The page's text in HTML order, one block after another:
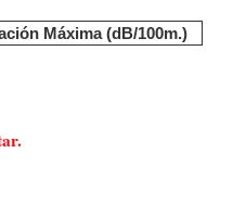
Máxima (dB/100m.)